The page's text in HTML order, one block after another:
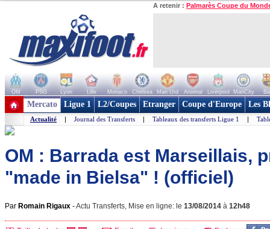
A retenir : Palmarès Coupe du
OM PSG Lyon Lille Monaco Chelsea Man Utd Arsenal Liverpool ManCity
+ de clubs
Mercato Ligue 1 L2/Coupes Etranger Coupe d'Europe Les
Actualité | Journal des Transferts | Tableaux des transferts Ligue 1 |
OM : Barrada est Marseillais,
"made in Bielsa" ! (officiel)
Par Romain Rigaux -Actu Transferts, Mise en ligne: le 13/08/2014 à 12h48